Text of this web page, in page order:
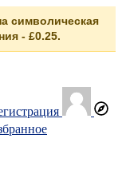
символическая
- £0.25.